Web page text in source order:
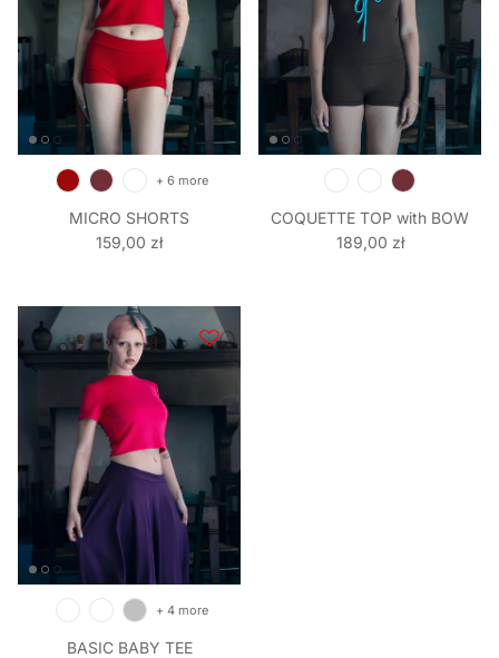
MICRO SHORTS
Regular price
159,00 zł
+ 6 more
COQUETTE TOP with BOW
Regular price
189,00 zł
BASIC BABY TEE
+ 4 more